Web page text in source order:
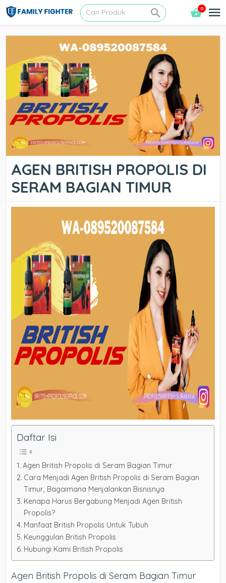
0
AGEN BRITISH PROPOLIS DI
SERAM BAGIAN TIMUR
Daftar Isi
Agen British Propolis di Seram Bagian Timur
Cara Menjadi Agen British Propolis di Seram Bagian
Timur, Bagaimana Menjalankan Bisnisnya
Kenapa Harus Bergabung Menjadi Agen British
Propolis?
Manfaat British Propolis Untuk Tubuh
Keunggulan British Propolis
Hubungi Kami British Propolis
Agen British Propolis di Seram Bagian Timur